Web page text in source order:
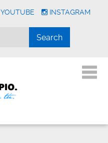
YOUTUBE INSTAGRAM